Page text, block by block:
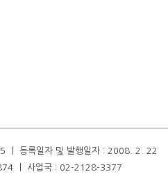
ㅣ 등록일자 및 발행일자 : 2008. 2. 22
ㅣ 사업국 : 02-2128-3377